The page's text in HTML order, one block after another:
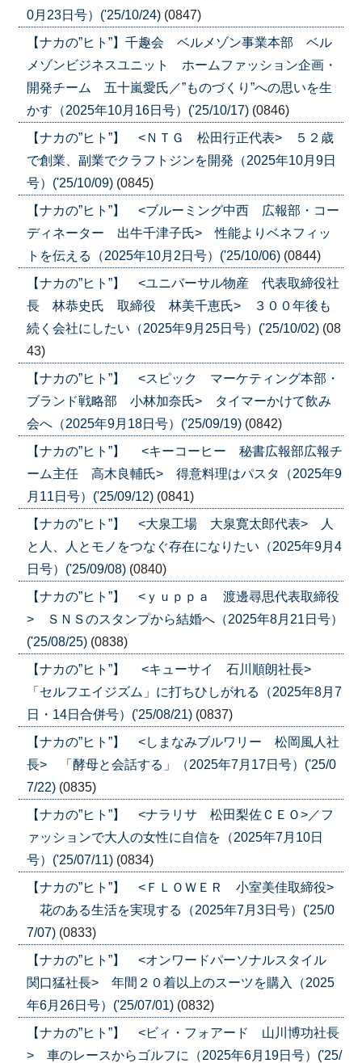
0月23日号）('25/10/24) (0847)
【ナカの”ヒト”】千趣会 ベルメゾン事業本部 ベル
メゾンビジネスユニット ホームファッション企画・
開発チーム 五十嵐愛氏／”ものづくり”への思いを生
かす（2025年10月16日号）('25/10/17) (0846)
【ナカの”ヒト”】 <ＮＴＧ 松田行正代表> ５２歳
で創業、副業でクラフトジンを開発（2025年10月9日
号）('25/10/09) (0845)
【ナカの”ヒト”】 <ブルーミング中西 広報部・コー
ディネーター 出牛千津子氏> 性能よりベネフィッ
トを伝える（2025年10月2日号）('25/10/06) (0844)
【ナカの”ヒト”】 <ユニバーサル物産 代表取締役社
長 林恭史氏 取締役 林美千恵氏> ３００年後も
続く会社にしたい（2025年9月25日号）('25/10/02) (08
43)
【ナカの”ヒト”】 <スピック マーケティング本部・
ブランド戦略部 小林加奈氏> タイマーかけて飲み
会へ（2025年9月18日号）('25/09/19) (0842)
【ナカの”ヒト”】 <キーコーヒー 秘書広報部広報チ
ーム主任 高木良輔氏> 得意料理はパスタ（2025年9
月11日号）('25/09/12) (0841)
【ナカの”ヒト”】 <大泉工場 大泉寛太郎代表> 人
と人、人とモノをつなぐ存在になりたい（2025年9月4
日号）('25/09/08) (0840)
【ナカの”ヒト”】 <ｙｕｐｐａ 渡邊尋思代表取締役
> ＳＮＳのスタンプから結婚へ（2025年8月21日号）
('25/08/25) (0838)
【ナカの”ヒト”】 <キューサイ 石川順朗社長>
「セルフエイジズム」に打ちひしがれる（2025年8月7
日・14日合併号）('25/08/21) (0837)
【ナカの”ヒト”】 <しまなみブルワリー 松岡風人社
長> 「酵母と会話する」（2025年7月17日号）('25/0
7/22) (0835)
【ナカの”ヒト”】 <ナラリサ 松田梨佐ＣＥＯ>／フ
ァッションで大人の女性に自信を（2025年7月10日
号）('25/07/11) (0834)
【ナカの”ヒト”】 <ＦＬＯＷＥＲ 小室美佳取締役>
花のある生活を実現する（2025年7月3日号）('25/0
7/07) (0833)
【ナカの”ヒト”】 <オンワードパーソナルスタイル
関口猛社長> 年間２０着以上のスーツを購入（2025
年6月26日号）('25/07/01) (0832)
【ナカの”ヒト”】 <ビィ・フォアード 山川博功社長
> 車のレースからゴルフに（2025年6月19日号）('25/